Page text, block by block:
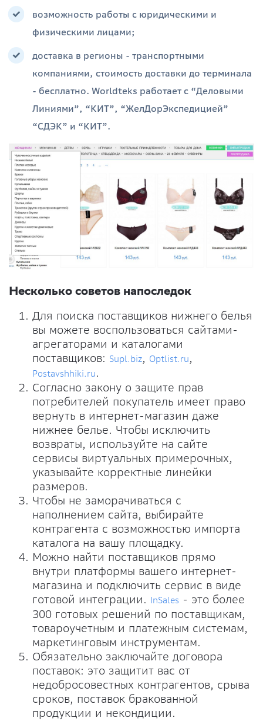
возможность работы с юридическими и
физическими лицами;
доставка в регионы - транспортными
компаниями, стоимость доставки до терминала
- бесплатно. Worldteks работает с “Деловыми
Линиями”, “КИТ”, “ЖелДорЭкспедицией”
“СДЭК” и “КИТ”.
Несколько советов напоследок
Для поиска поставщиков нижнего белья
вы можете воспользоваться сайтами-
агрегаторами и каталогами
поставщиков: Supl.biz, Optlist.ru,
Postavshhiki.ru.
Согласно закону о защите прав
потребителей покупатель имеет право
вернуть в интернет-магазин даже
нижнее белье. Чтобы исключить
возвраты, используйте на сайте
сервисы виртуальных примерочных,
указывайте корректные линейки
размеров.
Чтобы не заморачиваться с
наполнением сайта, выбирайте
контрагента с возможностью импорта
каталога на вашу площадку.
Можно найти поставщиков прямо
внутри платформы вашего интернет-
магазина и подключить сервис в виде
готовой интеграции. InSales - это более
300 готовых решений по поставщикам,
товароучетным и платежным системам,
маркетинговым инструментам.
Обязательно заключайте договора
поставок: это защитит вас от
недобросовестных контрагентов, срыва
сроков, поставок бракованной
продукции и некондиции.